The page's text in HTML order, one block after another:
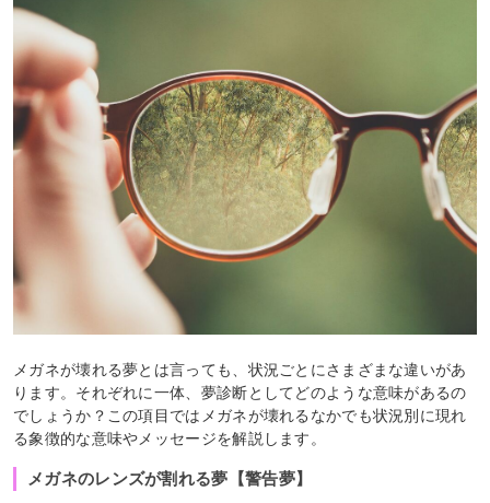
メガネが壊れる夢とは言っても、状況ごとにさまざまな違いがあ
ります。それぞれに一体、夢診断としてどのような意味があるの
でしょうか？この項目ではメガネが壊れるなかでも状況別に現れ
る象徴的な意味やメッセージを解説します。
メガネのレンズが割れる夢【警告夢】